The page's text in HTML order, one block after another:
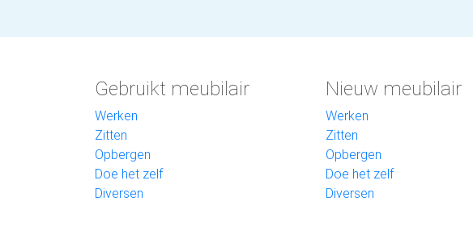
Gebruikt meubilair
Werken
Zitten
Opbergen
Doe het zelf
Diversen
Nieuw meubilair
Werken
Zitten
Opbergen
Doe het zelf
Diversen